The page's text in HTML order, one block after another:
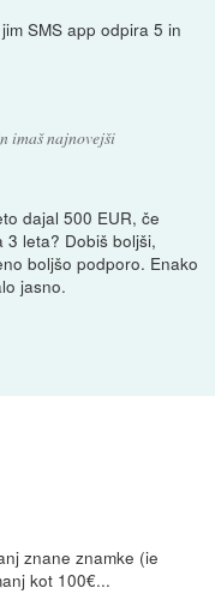
SMS app odpira 5 in
imaš najnovejši
dajal 500 EUR, če
3 leta? Dobiš boljši,
boljšo podporo. Enako
jasno.
znane znamke (ie
kot 100€...